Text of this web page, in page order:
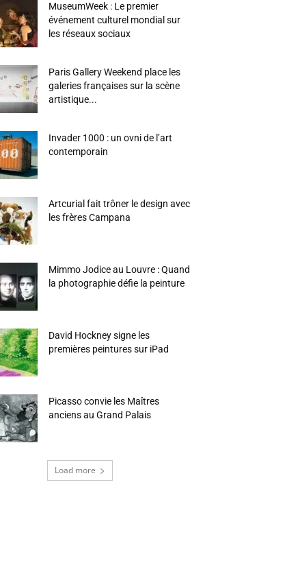
MuseumWeek : Le premier
événement culturel mondial sur
les réseaux sociaux
Paris Gallery Weekend place les
galeries françaises sur la scène
artistique...
Invader 1000 : un ovni de l’art
contemporain
Artcurial fait trôner le design avec
les frères Campana
Mimmo Jodice au Louvre : Quand
la photographie défie la peinture
David Hockney signe les
premières peintures sur iPad
Picasso convie les Maîtres
anciens au Grand Palais
Load more